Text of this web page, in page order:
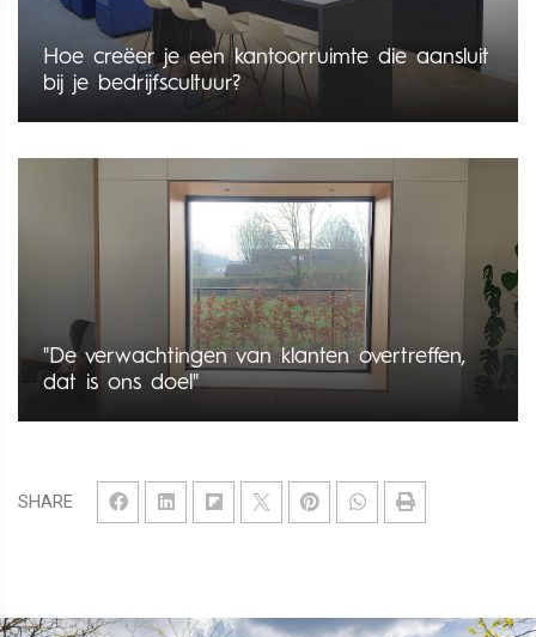
SHARE
Hoe creëer je een kantoorruimte die aansluit
bij je bedrijfscultuur?
"De verwachtingen van klanten overtreffen,
dat is ons doel"